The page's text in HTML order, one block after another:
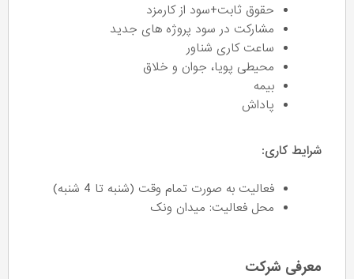
حقوق ثابت+سود از کارمزد
مشارکت در سود پروژه های جدید
ساعت کاری شناور
محیطی پویا، جوان و خلاق
بیمه
پاداش
شرایط کاری:
فعالیت به صورت تمام وقت (شنبه تا 4 شنبه)
محل فعالیت: میدان ونک
معرفی شرکت